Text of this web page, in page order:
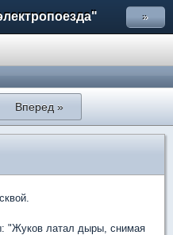
»
Вперед »
"Жуков латал дыры, снимая